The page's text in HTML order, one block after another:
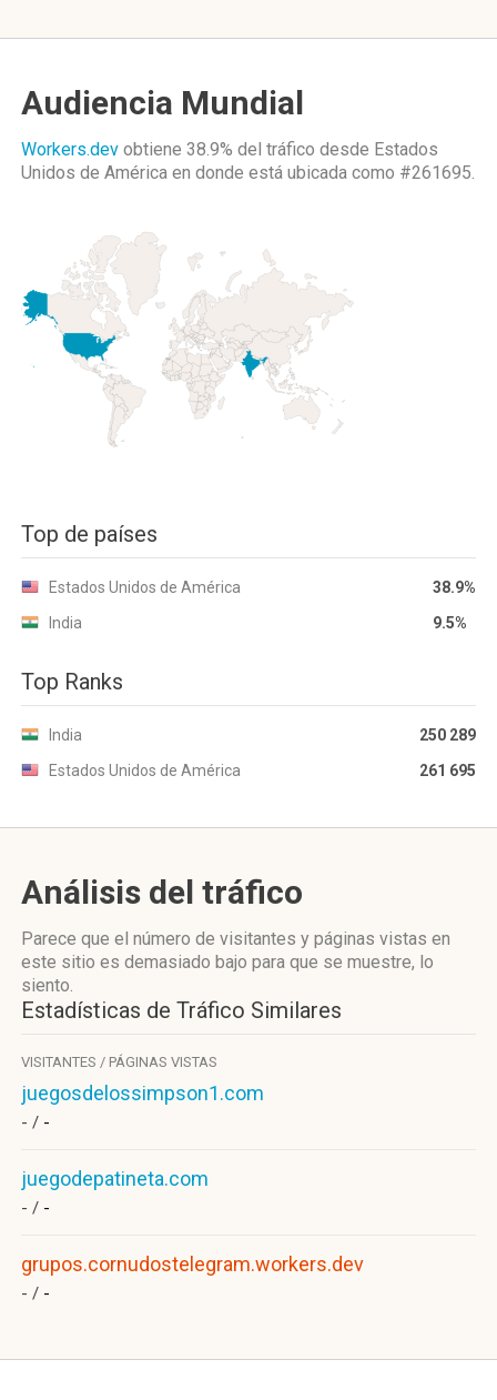
Audiencia Mundial
Workers.dev obtiene 38.9% del tráfico desde Estados
Unidos de América en donde está ubicada como #261695.
Top de países
Estados Unidos de América
38.9%
India
9.5%
Top Ranks
India
250 289
Estados Unidos de América
261 695
Análisis del tráfico
Parece que el número de visitantes y páginas vistas en
este sitio es demasiado bajo para que se muestre, lo
siento.
Estadísticas de Tráfico Similares
VISITANTES / PÁGINAS VISTAS
juegosdelossimpson1.com
- / -
juegodepatineta.com
- / -
grupos.cornudostelegram.workers.dev
- / -